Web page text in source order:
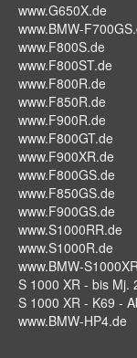
www.G650X.de
www.BMW-
www.F800S.de
www.F800ST.de
www.F800R.de
www.F850R.de
www.F900R.de
www.F800GT.de
www.F900XR.de
www.F800GS.de
www.F850GS.de
www.F900GS.de
www.S1000RR.de
www.S1000R.de
www.BMW-
S 1000 XR - bis Mj.
S 1000 XR - K69 -
www.BMW-HP4.de